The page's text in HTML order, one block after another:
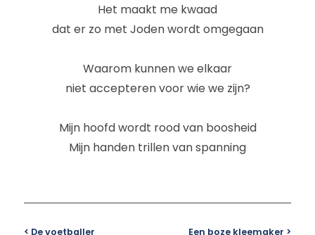
Het maakt me kwaad
dat er zo met Joden wordt omgegaan
Waarom kunnen we elkaar
niet accepteren voor wie we zijn?
Mijn hoofd wordt rood van boosheid
Mijn handen trillen van spanning
< De voetballer Een boze kleemaker >